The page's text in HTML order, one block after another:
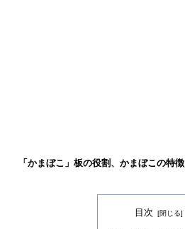
「かまぼこ」板の役割、かまぼこの特徴
目次